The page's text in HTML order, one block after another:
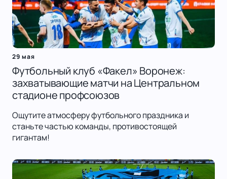
29 мая
Футбольный клуб «Факел» Воронеж:
захватывающие матчи на Центральном
стадионе профсоюзов
Ощутите атмосферу футбольного праздника и
станьте частью команды, противостоящей
гигантам!